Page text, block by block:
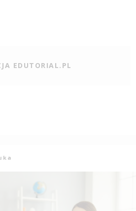
EDUTORIAL.PL